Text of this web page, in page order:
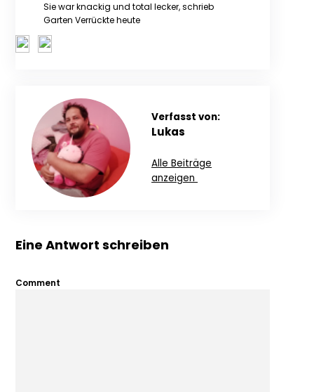
Sie war knackig und total lecker, schrieb
Garten Verrückte heute
Verfasst von:
Lukas
Alle Beiträge
anzeigen
Eine Antwort schreiben
Comment